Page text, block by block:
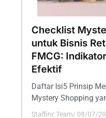
Checklist
untuk Bisnis
FMCG:
Efektif
Daftar Isi5 Prinsip
Mystery Shopping
Staffinc Team/ 08/07/